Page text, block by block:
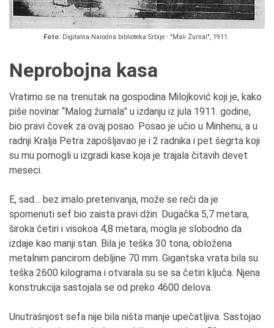
Foto:Digitalna Narodna biblioteka Srbije - "Mali Žurnal", 1911.
Neprobojna kasa
Vratimo se na trenutak na gospodina Milojković koji je, kako
piše novinar “Malog žurnala” u izdanju iz jula 1911. godine,
bio pravi čovek za ovaj posao. Posao je učio u Minhenu, a u
radnji Kralja Petra zapošljavao je i 2 radnika i pet šegrta koji
su mu pomogli u izgradi kase koja je trajala čitavih devet
meseci.
E, sad… bez imalo preterivanja, može se reći da je
spomenuti sef bio zaista pravi džin. Dugačka 5,7 metara,
široka četiri i visokoa 4,8 metara, mogla je slobodno da
izdaje kao manji stan. Bila je teška 30 tona, obložena
metalnim pancirom debljine 70 mm. Gigantska vrata bila su
teška 2600 kilograma i otvarala su se sa četiri ključa. Njena
konstrukcija sastojala se od preko 4600 delova.
Unutrašnjost sefa nije bila ništa manje upečatljiva. Sastojao